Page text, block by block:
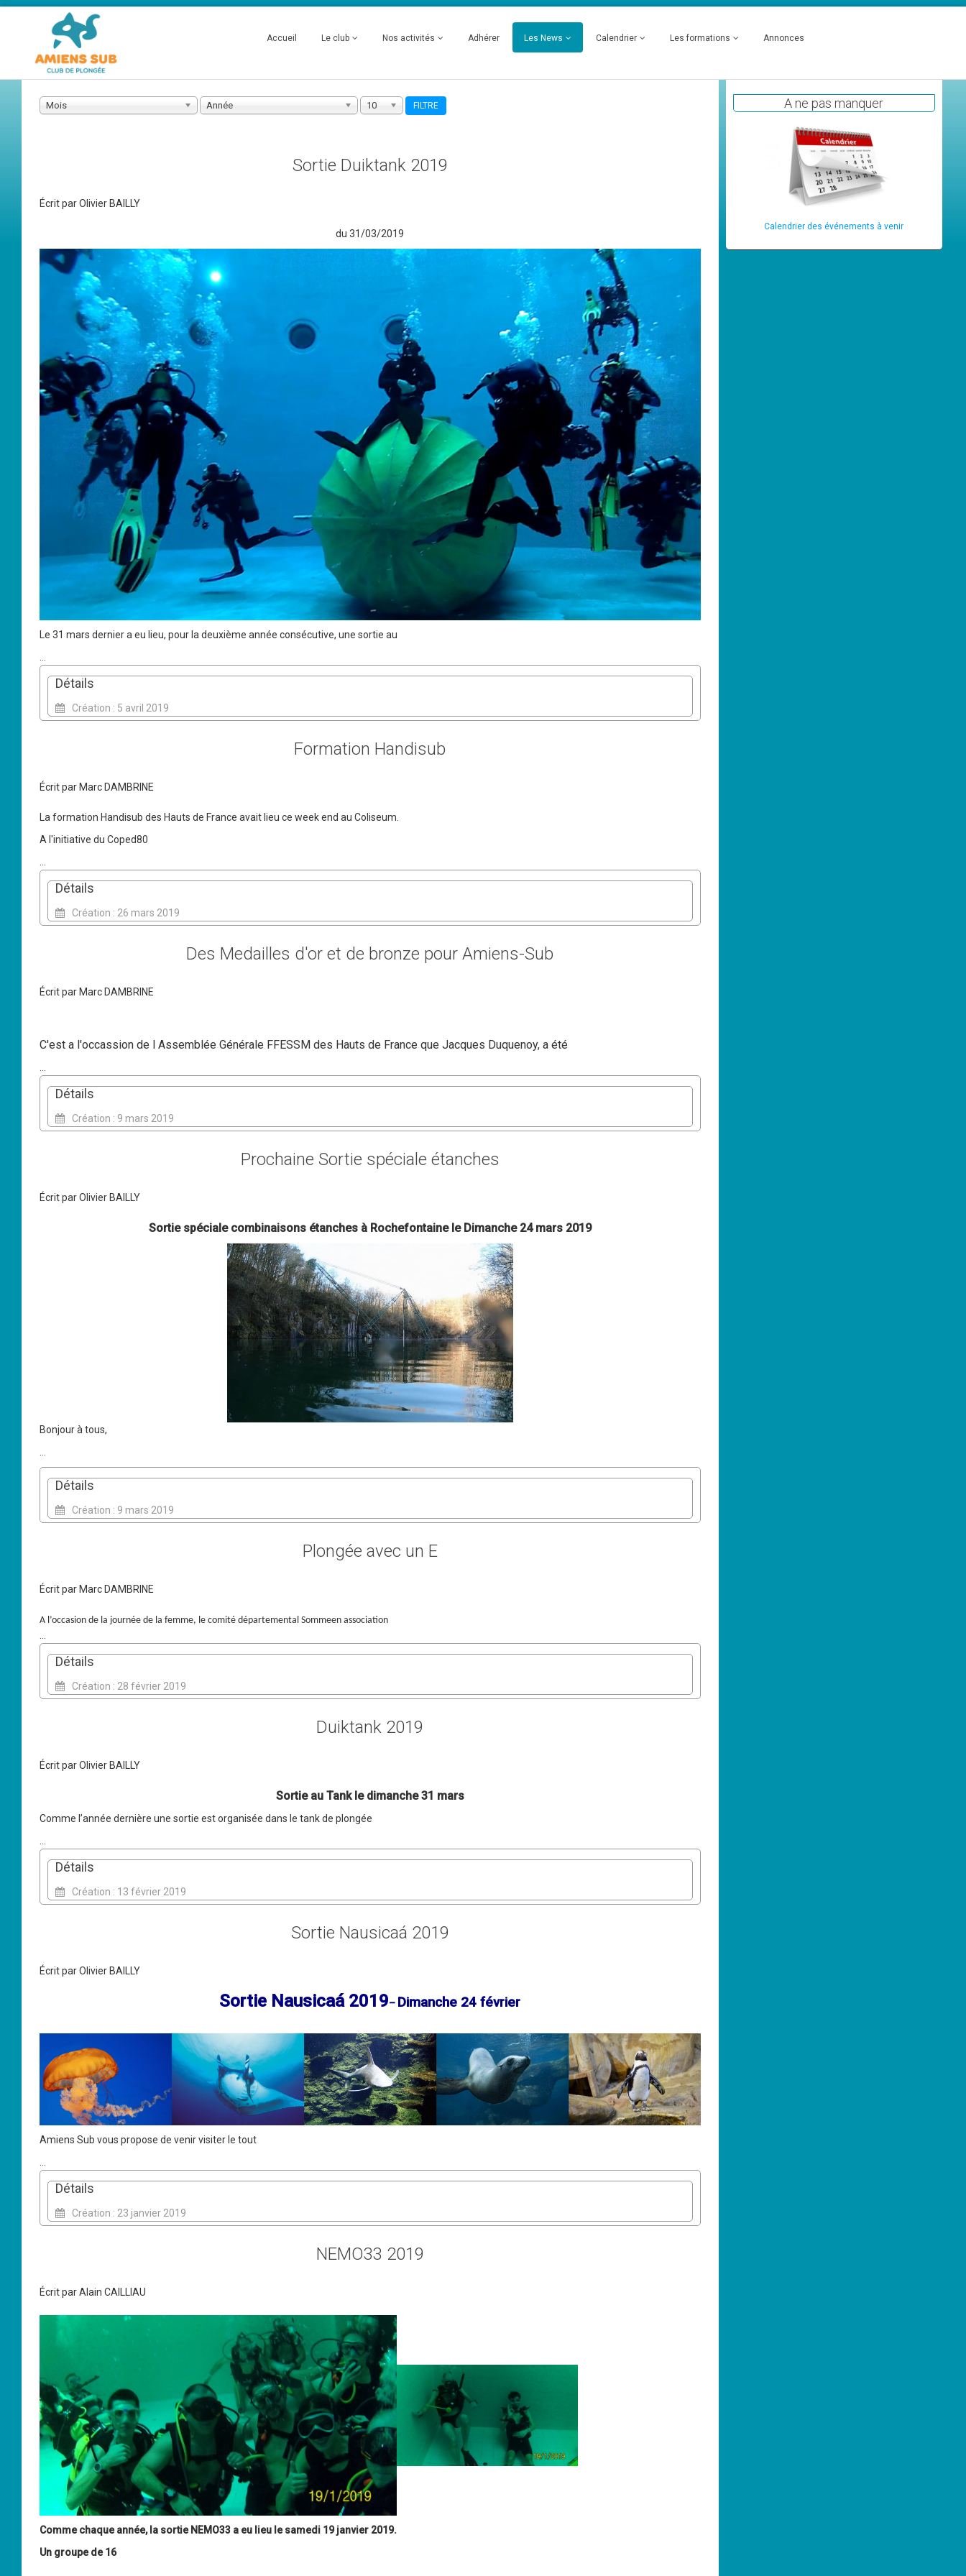
Accueil Le club Nos activités Adhérer Les News Calendrier Les formations Annonces
Mois Année 10 FILTRE
Sortie Duiktank 2019
Écrit parOlivier BAILLY
du 31/03/2019
Le 31 mars dernier a eu lieu, pour la deuxième année consécutive, une sortie au
...
Détails
Création : 5 avril 2019
Formation Handisub
Écrit par Marc DAMBRINE
La formation Handisub des Hauts de France avait lieu ce week end au Coliseum.
A l'initiative du Coped80
...
Détails
Création : 26 mars 2019
Des Medailles d'or et de bronze pour Amiens-Sub
Écrit par Marc DAMBRINE
C'est a l'occassion de l Assemblée Générale FFESSM des Hauts de France que Jacques Duquenoy, a été
...
Détails
Création : 9 mars 2019
Prochaine Sortie spéciale étanches
Écrit parOlivier BAILLY
Sortie spéciale combinaisons étanches à Rochefontaine le Dimanche 24 mars 2019
Bonjour à tous,
...
Détails
Création : 9 mars 2019
Plongée avec un E
Écrit par Marc DAMBRINE
A l’occasion de la journée de la femme, le comité départemental Sommeen association
...
Détails
Création : 28 février 2019
Duiktank 2019
Écrit parOlivier BAILLY
Sortie au Tank le dimanche 31 mars
Comme l’année dernière une sortie est organisée dans le tank de plongée
...
Détails
Création : 13 février 2019
Sortie Nausicaá 2019
Écrit parOlivier BAILLY
Sortie Nausicaá 2019– Dimanche 24 février
Amiens Sub vous propose de venir visiter le tout
Détails
Création : 23 janvier 2019
NEMO33 2019
Écrit parAlain CAILLIAU
Comme chaque année, la sortie NEMO33 a eu lieu le samedi 19 janvier 2019.
Un groupe de 16
A ne pas manquer
Calendrier des événements à venir